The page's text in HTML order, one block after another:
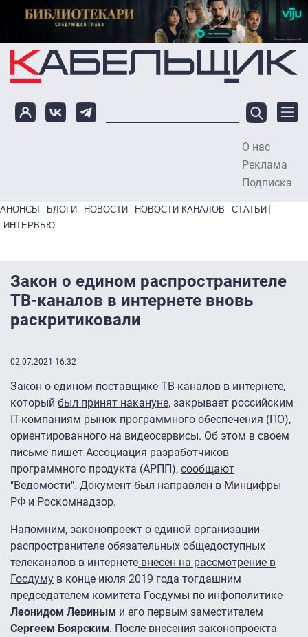
Перейти к основному содержанию
О нас
Реклама
Подписка
Primary links bottom
АНОНСЫ БЛОГИ НОВОСТИ НОВОСТИ КАНАЛОВ
СТАТЬИ
ИНТЕРВЬЮ
Закон о едином распространителе
ТВ-каналов в интернете вновь
раскритиковали
02.07.2021 16:32
Закон о едином поставщике ТВ-каналов в интернете,
который был принят накануне, закрывает российским
IТ-компаниям рынок программного обеспечения (ПО),
ориентированного на видеосервисы. Об этом в своем
письме пишет Ассоциация разработчиков
программного продукта (АРПП), сообщают
"Ведомости". Документ был направлен в Минцифры
РФ и Роскомнадзор.
Напомним, законопроект о единой организации-
распространителе обязательных общедоступных
телеканалов в интернете внесен на рассмотрение в
Госдуму в конце июля 2019 года тогдашним
председателем комитета Госдумы по инфополитике
Леонидом Левиным и его первым заместителем
Сергеем Боярским. После внесения законопроекта